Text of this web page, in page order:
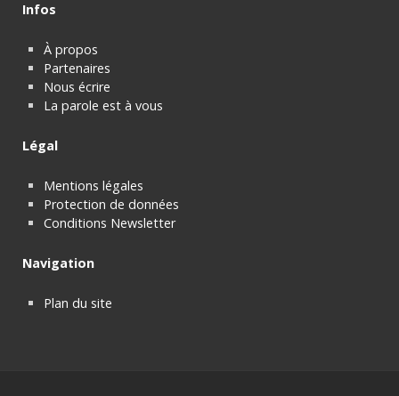
Infos
À propos
Partenaires
Nous écrire
La parole est à vous
Légal
Mentions légales
Protection de données
Conditions Newsletter
Navigation
Plan du site